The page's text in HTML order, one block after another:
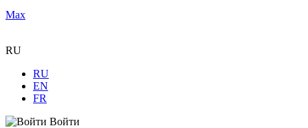
Max
RU
RU
EN
FR
Войти